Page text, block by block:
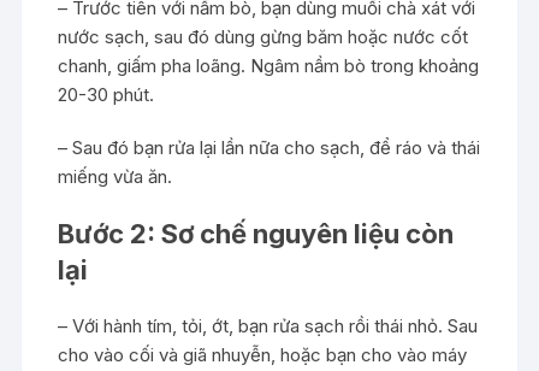
– Trước tiên với nầm bò, bạn dùng muối chà xát với
nước sạch, sau đó dùng gừng băm hoặc nước cốt
chanh, giấm pha loãng. Ngâm nầm bò trong khoảng
20-30 phút.
– Sau đó bạn rửa lại lần nữa cho sạch, để ráo và thái
miếng vừa ăn.
Bước 2: Sơ chế nguyên liệu còn
lại
– Với hành tím, tỏi, ớt, bạn rửa sạch rồi thái nhỏ. Sau
cho vào cối và giã nhuyễn, hoặc bạn cho vào máy